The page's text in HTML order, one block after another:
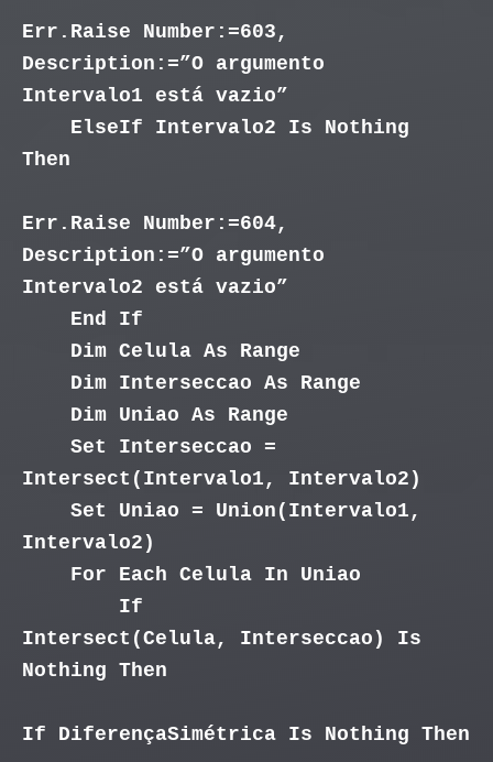
Err.Raise Number:=603,
Description:=”O argumento
Intervalo1 está vazio”
ElseIf Intervalo2 Is Nothing
Then
Err.Raise Number:=604,
Description:=”O argumento
Intervalo2 está vazio”
End If
Dim Celula As Range
Dim Interseccao As Range
Dim Uniao As Range
Set Interseccao =
Intersect(Intervalo1, Intervalo2)
Set Uniao = Union(Intervalo1,
Intervalo2)
For Each Celula In Uniao
If
Intersect(Celula, Interseccao) Is
Nothing Then
If DiferençaSimétrica Is Nothing Then